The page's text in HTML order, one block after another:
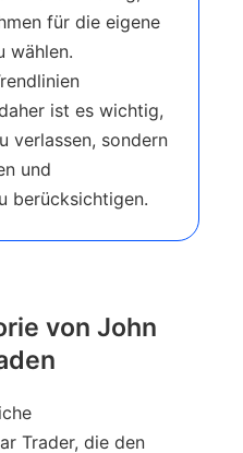
für die eigene
wählen.
ist es wichtig,
verlassen, sondern
und
berücksichtigen.
von John
Trader, die den